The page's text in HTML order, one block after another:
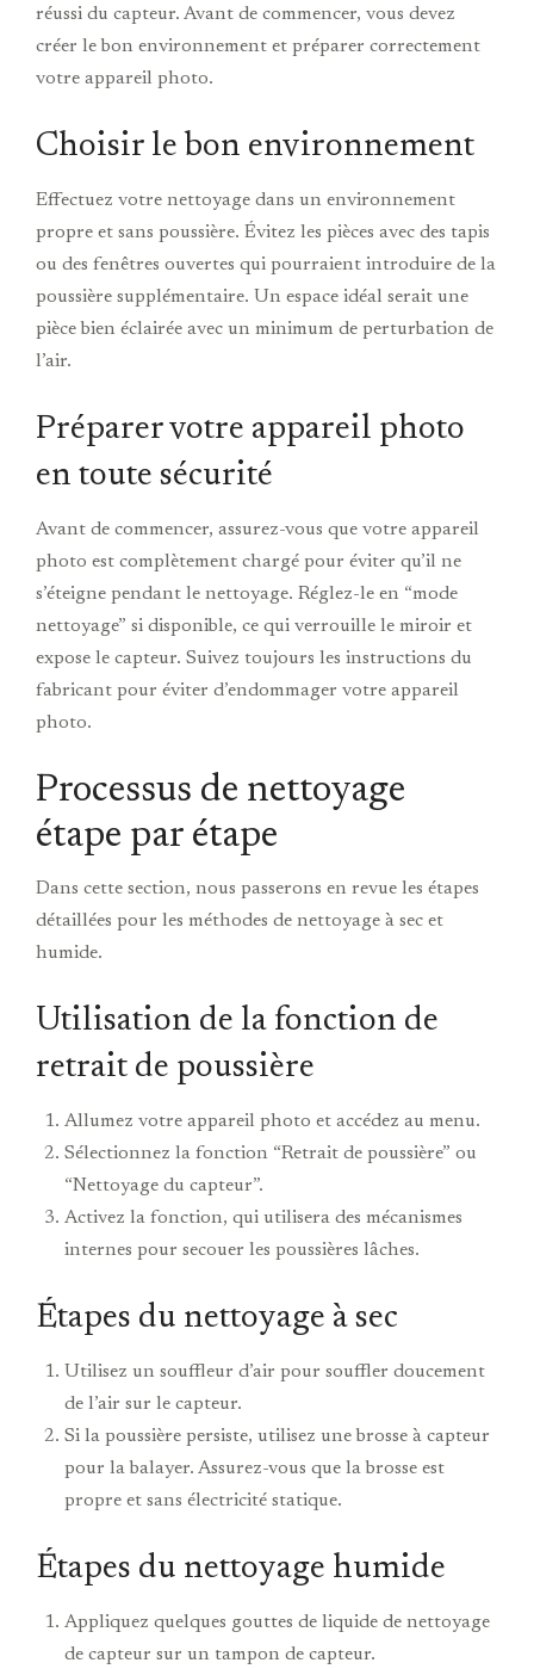
réussi du capteur. Avant de commencer, vous devez
créer le bon environnement et préparer correctement
votre appareil photo.
Choisir le bon environnement
Effectuez votre nettoyage dans un environnement
propre et sans poussière. Évitez les pièces avec des tapis
ou des fenêtres ouvertes qui pourraient introduire de la
poussière supplémentaire. Un espace idéal serait une
pièce bien éclairée avec un minimum de perturbation de
l’air.
Préparer votre appareil photo
en toute sécurité
Avant de commencer, assurez-vous que votre appareil
photo est complètement chargé pour éviter qu’il ne
s’éteigne pendant le nettoyage. Réglez-le en “mode
nettoyage” si disponible, ce qui verrouille le miroir et
expose le capteur. Suivez toujours les instructions du
fabricant pour éviter d’endommager votre appareil
photo.
Processus de nettoyage
étape par étape
Dans cette section, nous passerons en revue les étapes
détaillées pour les méthodes de nettoyage à sec et
humide.
Utilisation de la fonction de
retrait de poussière
Allumez votre appareil photo et accédez au menu.
Sélectionnez la fonction “Retrait de poussière” ou
“Nettoyage du capteur”.
Activez la fonction, qui utilisera des mécanismes
internes pour secouer les poussières lâches.
Étapes du nettoyage à sec
Utilisez un souffleur d’air pour souffler doucement
de l’air sur le capteur.
Si la poussière persiste, utilisez une brosse à capteur
pour la balayer. Assurez-vous que la brosse est
propre et sans électricité statique.
Étapes du nettoyage humide
Appliquez quelques gouttes de liquide de nettoyage
de capteur sur un tampon de capteur.